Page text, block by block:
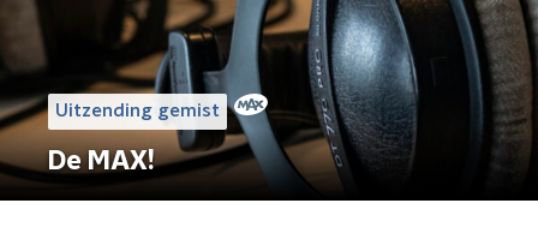
Uitzending gemist
De MAX!